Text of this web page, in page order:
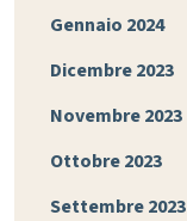
Gennaio 2024
Dicembre 2023
Novembre 2023
Ottobre 2023
Settembre 2023